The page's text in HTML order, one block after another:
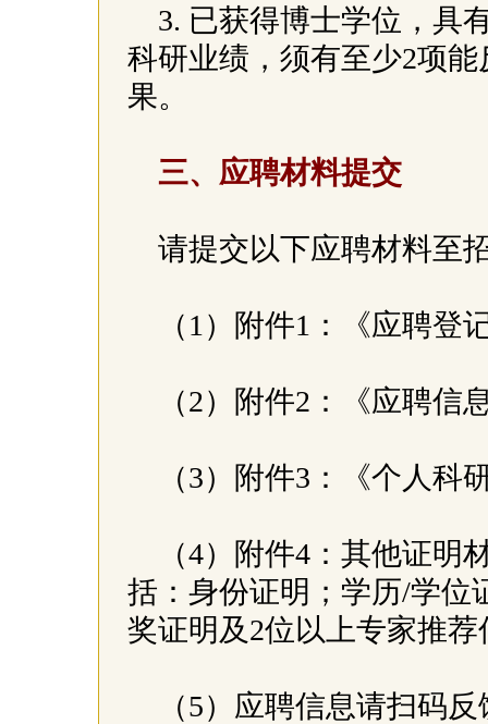
3. 已获得博士学位，具
科研业绩，须有至少2项
果。
三、应聘材料提交
请提交以下应聘材料至
（1）附件1：《应聘登
（2）附件2：《应聘信
（3）附件3：《个人
（4）附件4：其他证明
括：身份证明；学历/学位
奖证明及2位以上专家推
（5）应聘信息请扫码